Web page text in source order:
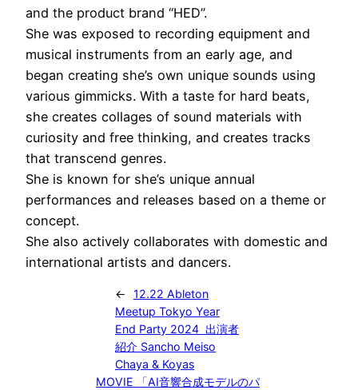
and the product brand “HED”.
She was exposed to recording equipment and
musical instruments from an early age, and
began creating she’s own unique sounds using
various gimmicks. With a taste for hard beats,
she creates collages of sound materials with
curiosity and free thinking, and creates tracks
that transcend genres.
She is known for she’s unique annual
performances and releases based on a theme or
concept.
She also actively collaborates with domestic and
international artists and dancers.
←
12.22 Ableton
Meetup Tokyo Year
End Party 2024 出演者
紹介 Sancho Meiso
Chaya & Koyas
MOVIE 「AI音響合成モデルのパ